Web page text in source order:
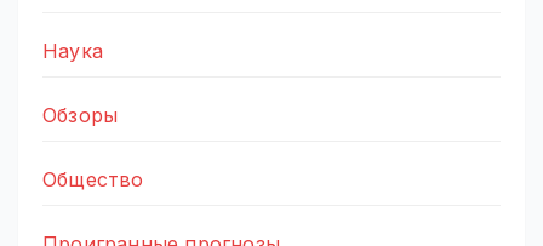
Наука
Обзоры
Общество